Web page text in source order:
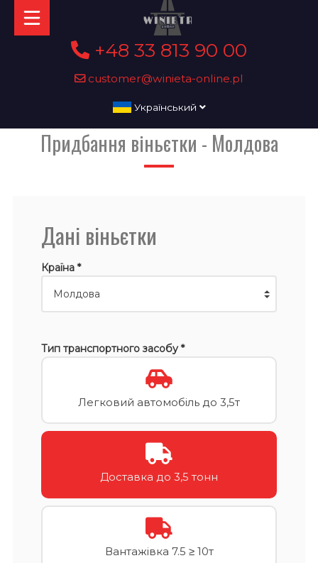
+48 33 813 90 00
customer@winieta-online.pl
Український
Придбання віньєтки - Молдова
Дані віньєтки
Країна *
Тип транспортного засобу *
Легковий автомобіль до 3,5т
Доставка до 3,5 тонн
Вантажівка 7.5 ≥ 10т